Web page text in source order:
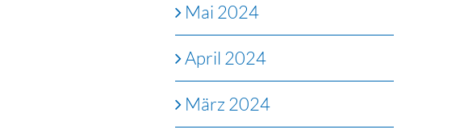
Mai 2024
April 2024
März 2024